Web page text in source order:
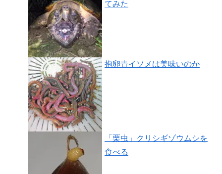
てみた
抱卵青イソメは美味いのか
「栗虫」クリシギゾウムシを
食べる